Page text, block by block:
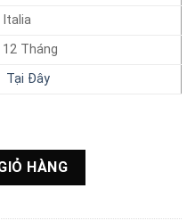
Italia
12 Tháng
Tại Đây
37 Kw Model: SS872/11 số
HÀNG